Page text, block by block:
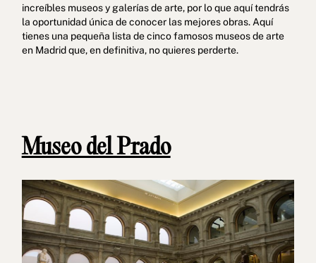
Términos y condiciones Canal de denuncias
Libro de reclamaciones de Oporto
increíbles museos y galerías de arte, por lo que aquí tendrás
la oportunidad única de conocer las mejores obras. Aquí
tienes una pequeña lista de cinco famosos museos de arte
en Madrid que, en definitiva, no quieres perderte.
Museo del Prado